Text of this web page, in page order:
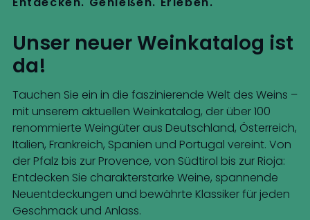
Unser neuer Weinkatalog ist
da!
Tauchen Sie ein in die faszinierende Welt des Weins –
mit unserem aktuellen Weinkatalog, der über 100
renommierte Weingüter aus Deutschland, Österreich,
Italien, Frankreich, Spanien und Portugal vereint. Von
der Pfalz bis zur Provence, von Südtirol bis zur Rioja:
Entdecken Sie charakterstarke Weine, spannende
Neuentdeckungen und bewährte Klassiker für jeden
Geschmack und Anlass.